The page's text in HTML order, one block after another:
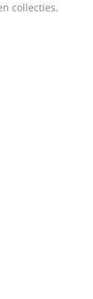
collecties.